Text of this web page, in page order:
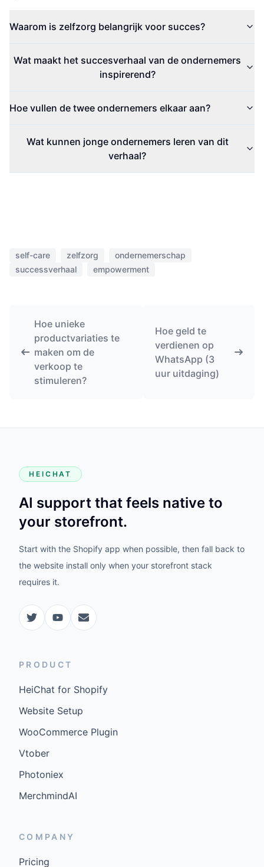
Waarom is zelfzorg belangrijk voor succes?
Wat maakt het succesverhaal van de ondernemers
inspirerend?
Hoe vullen de twee ondernemers elkaar aan?
Wat kunnen jonge ondernemers leren van dit
verhaal?
self-care zelfzorg
ondernemerschap
successverhaal
empowerment
Hoe unieke
productvariaties te
maken om de
verkoop te
stimuleren?
Hoe geld te
verdienen op
WhatsApp (3
uur uitdaging)
HEICHAT
AI support that feels native to
your storefront.
Start with the Shopify app when possible, then fall back to
the website install only when your storefront stack
requires it.
PRODUCT
HeiChat for Shopify
Website Setup
WooCommerce Plugin
Vtober
Photoniex
MerchmindAI
COMPANY
Pricing